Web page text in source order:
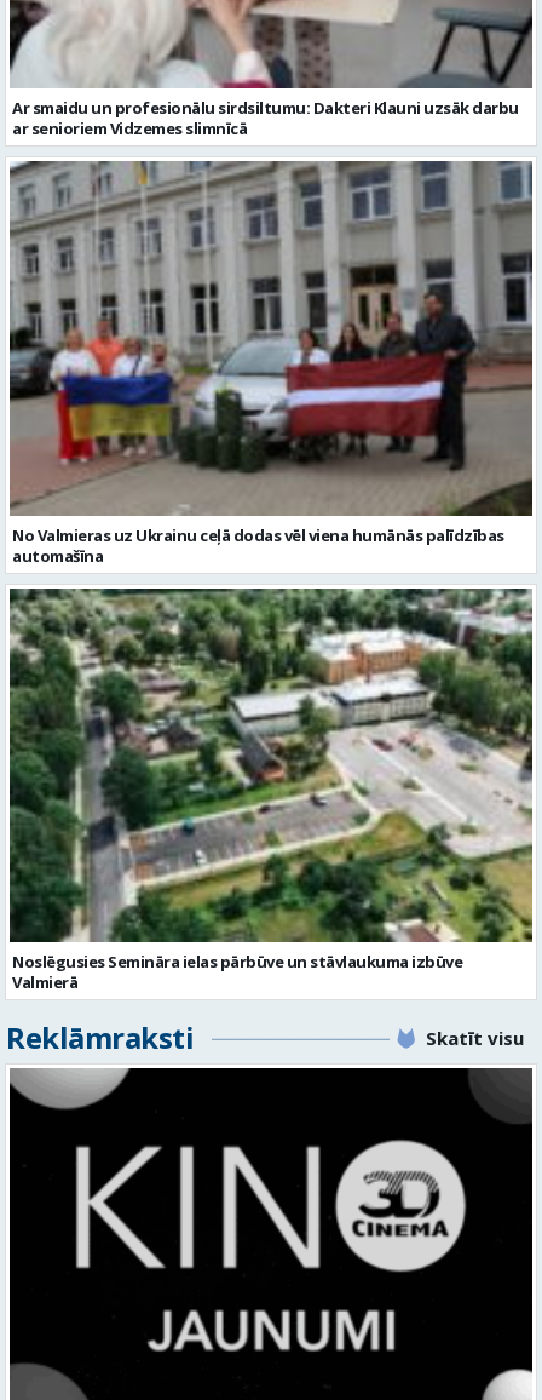
No Valmieras uz Ukrainu ceļā dodas vēl viena humānās palīdzības
automašīna
Noslēgusies Semināra ielas pārbūve un stāvlaukuma izbūve
Valmierā
Reklāmraksti Skatīt visu